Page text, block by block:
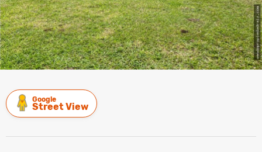
Google
Street View